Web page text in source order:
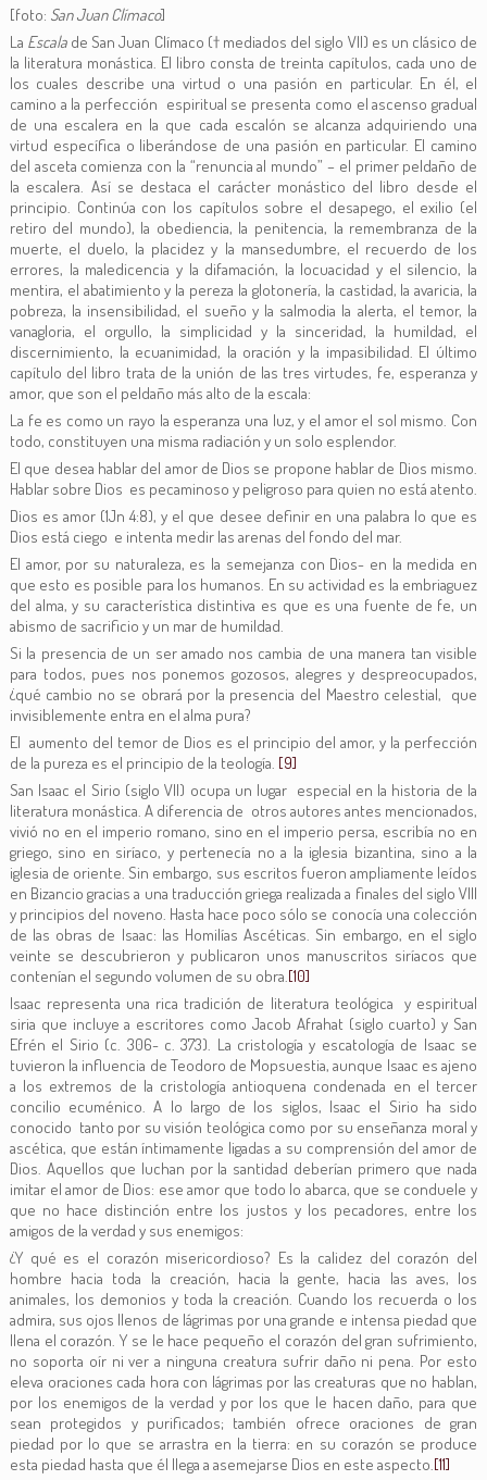
[foto: San Juan Clímaco]
La Escala de San Juan Clímaco († mediados del siglo VII) es un clásico de
la literatura monástica. El libro consta de treinta capítulos, cada uno de
los cuales describe una virtud o una pasión en particular. En él, el
camino a la perfección espiritual se presenta como el ascenso gradual
de una escalera en la que cada escalón se alcanza adquiriendo una
virtud específica o liberándose de una pasión en particular. El camino
del asceta comienza con la “renuncia al mundo” – el primer peldaño de
la escalera. Así se destaca el carácter monástico del libro desde el
principio. Continúa con los capítulos sobre el desapego, el exilio (el
retiro del mundo), la obediencia, la penitencia, la remembranza de la
muerte, el duelo, la placidez y la mansedumbre, el recuerdo de los
errores, la maledicencia y la difamación, la locuacidad y el silencio, la
mentira, el abatimiento y la pereza la glotonería, la castidad, la avaricia, la
pobreza, la insensibilidad, el sueño y la salmodia la alerta, el temor, la
vanagloria, el orgullo, la simplicidad y la sinceridad, la humildad, el
discernimiento, la ecuanimidad, la oración y la impasibilidad. El último
capítulo del libro trata de la unión de las tres virtudes, fe, esperanza y
amor, que son el peldaño más alto de la escala:
La fe es como un rayo la esperanza una luz, y el amor el sol mismo. Con
todo, constituyen una misma radiación y un solo esplendor.
El que desea hablar del amor de Dios se propone hablar de Dios mismo.
Hablar sobre Dios es pecaminoso y peligroso para quien no está atento.
Dios es amor (1Jn 4:8), y el que desee definir en una palabra lo que es
Dios está ciego e intenta medir las arenas del fondo del mar.
El amor, por su naturaleza, es la semejanza con Dios- en la medida en
que esto es posible para los humanos. En su actividad es la embriaguez
del alma, y su característica distintiva es que es una fuente de fe, un
abismo de sacrificio y un mar de humildad.
Si la presencia de un ser amado nos cambia de una manera tan visible
para todos, pues nos ponemos gozosos, alegres y despreocupados,
¿qué cambio no se obrará por la presencia del Maestro celestial, que
invisiblemente entra en el alma pura?
El aumento del temor de Dios es el principio del amor, y la perfección
de la pureza es el principio de la teología. [9]
San Isaac el Sirio (siglo VII) ocupa un lugar especial en la historia de la
literatura monástica. A diferencia de otros autores antes mencionados,
vivió no en el imperio romano, sino en el imperio persa, escribía no en
griego, sino en siríaco, y pertenecía no a la iglesia bizantina, sino a la
iglesia de oriente. Sin embargo, sus escritos fueron ampliamente leídos
en Bizancio gracias a una traducción griega realizada a finales del siglo VIII
y principios del noveno. Hasta hace poco sólo se conocía una colección
de las obras de Isaac: las Homilías Ascéticas. Sin embargo, en el siglo
veinte se descubrieron y publicaron unos manuscritos siríacos que
contenían el segundo volumen de su obra.[10]
Isaac representa una rica tradición de literatura teológica y espiritual
siria que incluye a escritores como Jacob Afrahat (siglo cuarto) y San
Efrén el Sirio (c. 306- c. 373). La cristología y escatología de Isaac se
tuvieron la influencia de Teodoro de Mopsuestia, aunque Isaac es ajeno
a los extremos de la cristología antioquena condenada en el tercer
concilio ecuménico. A lo largo de los siglos, Isaac el Sirio ha sido
conocido tanto por su visión teológica como por su enseñanza moral y
ascética, que están íntimamente ligadas a su comprensión del amor de
Dios. Aquellos que luchan por la santidad deberían primero que nada
imitar el amor de Dios: ese amor que todo lo abarca, que se conduele y
que no hace distinción entre los justos y los pecadores, entre los
amigos de la verdad y sus enemigos:
¿Y qué es el corazón misericordioso? Es la calidez del corazón del
hombre hacia toda la creación, hacia la gente, hacia las aves, los
animales, los demonios y toda la creación. Cuando los recuerda o los
admira, sus ojos llenos de lágrimas por una grande e intensa piedad que
llena el corazón. Y se le hace pequeño el corazón del gran sufrimiento,
no soporta oír ni ver a ninguna creatura sufrir daño ni pena. Por esto
eleva oraciones cada hora con lágrimas por las creaturas que no hablan,
por los enemigos de la verdad y por los que le hacen daño, para que
sean protegidos y purificados; también ofrece oraciones de gran
piedad por lo que se arrastra en la tierra: en su corazón se produce
esta piedad hasta que él llega a asemejarse Dios en este aspecto.[11]